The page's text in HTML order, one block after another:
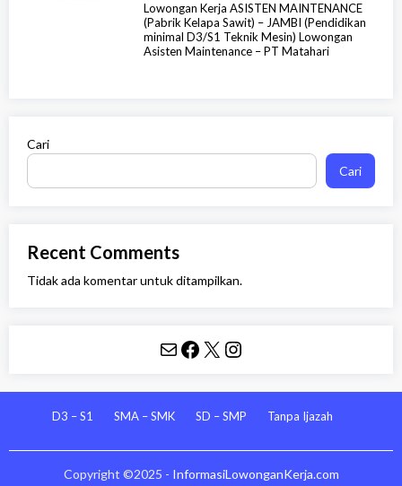
Lowongan Kerja ASISTEN MAINTENANCE
(Pabrik Kelapa Sawit) – JAMBI (Pendidikan
minimal D3/S1 Teknik Mesin) Lowongan
Asisten Maintenance – PT Matahari
Cari
Cari
Recent Comments
Tidak ada komentar untuk ditampilkan.
Mail Facebook X Instagram
D3 – S1 SMA – SMK SD – SMP Tanpa Ijazah
Copyright ©2025 - InformasiLowonganKerja.com